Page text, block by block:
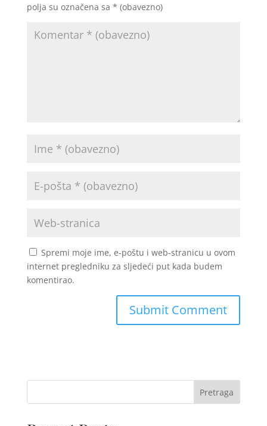
polja su označena sa * (obavezno)
Spremi moje ime, e-poštu i web-stranicu u ovom
internet pregledniku za sljedeći put kada budem
komentirao.
Pretraga